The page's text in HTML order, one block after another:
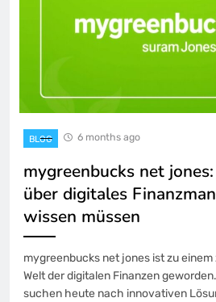
BLOG 6 months ago
mygreenbucks net
über digitales
wissen müssen
mygreenbucks net jones ist zu
Welt der digitalen Finanzen
suchen heute nach innovativen